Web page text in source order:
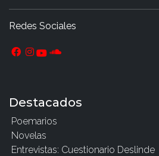
Redes Sociales
Destacados
Poemarios
Novelas
Entrevistas: Cuestionario Deslinde